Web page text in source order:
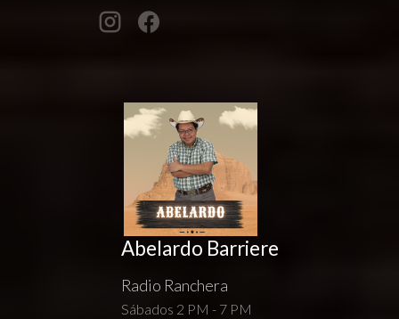
Abelardo Barriere
Radio Ranchera
Sábados 2 PM - 7 PM